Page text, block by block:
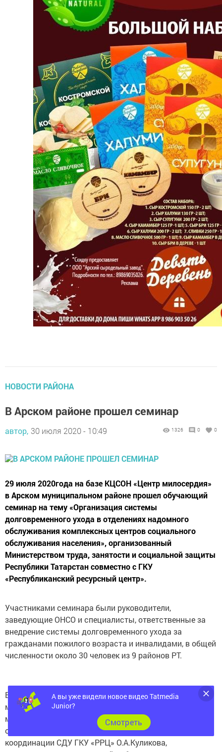
НОВОСТИ РАЙОНА
В Арском районе прошел семинар
автор, 30 июля 2020 - 10:49
29 июля 2020года на базе КЦСОН «Центр милосердия»
в Арском муниципальном районе прошел обучающий
семинар на тему «Организация системы
долговременного ухода в отделениях надомного
обслуживания комплексных центров социального
обслуживания населения», организованный
Министерством труда, занятости и социальной защиты
Республики Татарстан совместно с ГКУ
«Республиканский ресурсный центр».
Участниками семинара были руководители,
заведующие ОНСО и специалисты, ответственные за
внедрение системы долговременного ухода за
гражданами пожилого возраста и инвалидами, в общей
численности около 30 человек из 9 районов РТ.
Вступительной речью выступила заместитель
министра Ю.И. Абдреева, директор КЦСОН «Центр
милосердия» М.Н.Шакирова. Далее по программе
обучающего семинара выступили зав.отделением
координации СДУ ГКУ «РРЦ» О.А.Куликова,
А вы уже видели новое видео Tatmedia
Junior?
Cмотреть